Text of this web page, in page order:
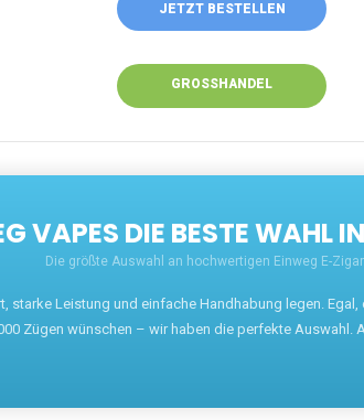
JETZT BESTELLEN
GROSSHANDEL
VAPES DIE BESTE WAHL
Die größte Auswahl an hochwertigen Einweg E-
Leistung und einfache Handhabung legen.
Zügen wünschen – wir haben die perfekte